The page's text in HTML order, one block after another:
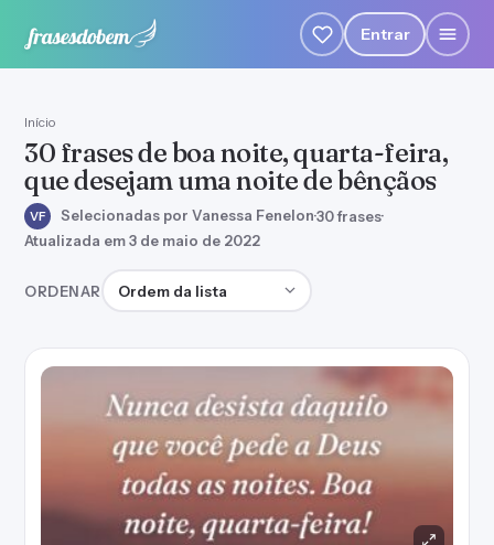
Entrar
Início
30 frases de boa noite, quarta-feira,
que desejam uma noite de bênçãos
VF Selecionadas por Vanessa Fenelon·30 frases·
Atualizada em 3 de maio de 2022
ORDENAR Ordenar frases